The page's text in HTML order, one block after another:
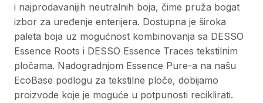
i najprodavanijih neutralnih boja, čime pruža bogat
izbor za uređenje enterijera. Dostupna je široka
paleta boja uz mogućnost kombinovanja sa DESSO
Essence Roots i DESSO Essence Traces tekstilnim
pločama. Nadogradnjom Essence Pure-a na našu
EcoBase podlogu za tekstilne ploče, dobijamo
proizvode koje je moguće u potpunosti reciklirati.